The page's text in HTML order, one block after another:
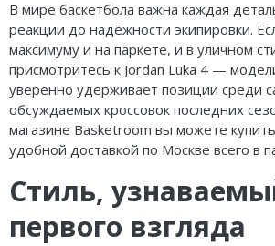
В мире баскетбола важна каждая
реакции до надёжности экипировки.
максимуму и на паркете, и в уличном
присмотритесь к Jordan Luka 4 —
уверенно удерживает позиции среди
обсуждаемых кроссовок последних
магазине Basketroom вы можете
удобной доставкой по Москве всего в
Стиль,
первого взгляда